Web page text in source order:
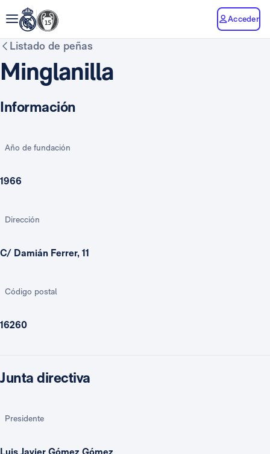
Acceder
Listado de peñas
Minglanilla
Información
Año de fundación
1966
Dirección
C/ Damián Ferrer, 11
Código postal
16260
Junta directiva
Presidente